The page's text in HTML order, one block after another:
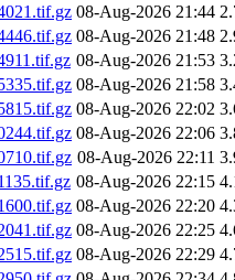
08-Aug-2026 21:44
08-Aug-2026 21:48
08-Aug-2026 21:53
08-Aug-2026 21:58
08-Aug-2026 22:02
08-Aug-2026 22:06
08-Aug-2026 22:11
08-Aug-2026 22:15
08-Aug-2026 22:20
08-Aug-2026 22:25
08-Aug-2026 22:29